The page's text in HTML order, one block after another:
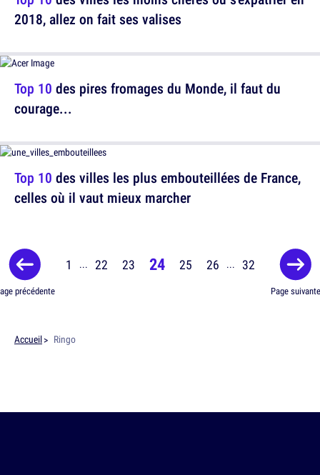
Top 10 des pires fromages du Monde, il faut du
courage...
2018, allez on fait ses valises
Top 10 des villes les plus embouteillées de France,
celles où il vaut mieux marcher
précédente
1 ... 22 23 24 25 26 ... 32
Page suivante
Accueil Ringo